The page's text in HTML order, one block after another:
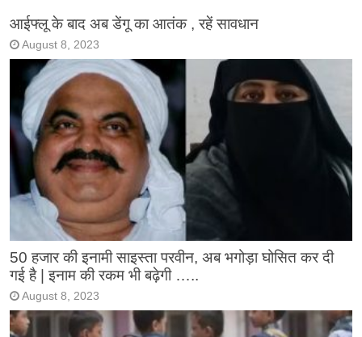
आईफ्लू के बाद अब डेंगू का आतंक , रहें सावधान
August 8, 2023
50 हजार की इनामी साइस्ता परवीन, अब भगोड़ा घोसित कर दी
गई है | इनाम की रकम भी बढ़ेगी …..
August 8, 2023